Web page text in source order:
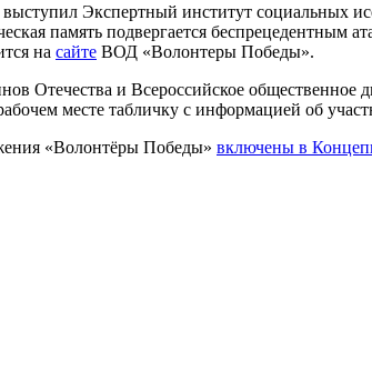
Экспертный институт социальных
память подвергается беспрецедентным
на сайте ВОД «Волонтеры Победы».
Отечества и Всероссийское
месте табличку с информацией об
«Волонтёры Победы» включены в